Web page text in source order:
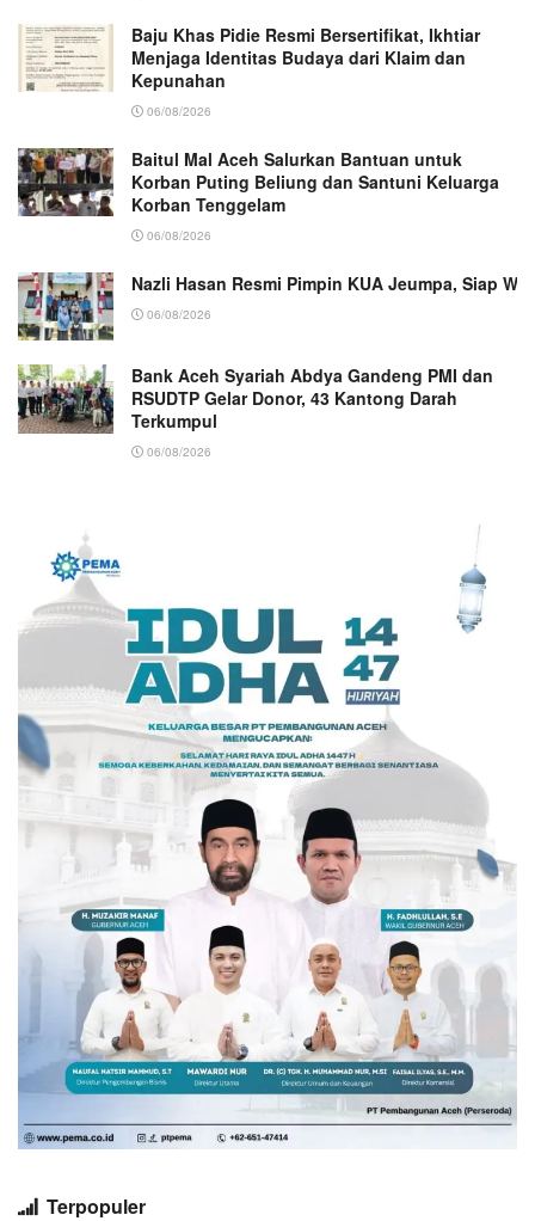
Baju Khas Pidie Resmi Bersertifikat, Ikhtiar
Menjaga Identitas Budaya dari Klaim dan
Kepunahan
06/08/2026
Baitul Mal Aceh Salurkan Bantuan untuk
Korban Puting Beliung dan Santuni Keluarga
Korban Tenggelam
06/08/2026
Nazli Hasan Resmi Pimpin KUA Jeumpa, Siap
06/08/2026
Bank Aceh Syariah Abdya Gandeng PMI dan
RSUDTP Gelar Donor, 43 Kantong Darah
Terkumpul
06/08/2026
Terpopuler